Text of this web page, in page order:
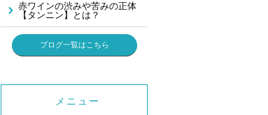
赤ワインの渋みや苦みの正体
【タンニン】とは？
ブログ一覧はこちら
メニュー